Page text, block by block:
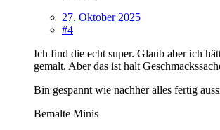
27. Oktober 2025
#4
Ich find die echt super. Glaub aber ich
gemalt. Aber das ist halt
Bin gespannt wie nachher alles fertig
Bemalte Minis